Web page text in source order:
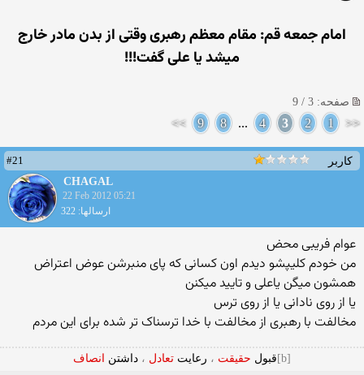
امام جمعه قم: مقام معظم رهبری وقتی از بدن مادر خارج
میشد یا علی گفت!!!
صفحه: 3 / 9
<<
1
2
3
4
...
8
9
>>
کاربر
#21
CHAGAL
22 Feb 2012 05:21
ارسالها: 322
عوام فریبی محض
من خودم کلیپشو دیدم اون کسانی که پای منبرشن عوض اعتراض
همشون میگن یاعلی و تایید میکنن
یا از روی نادانی یا از روی ترس
مخالفت با رهبری از مخالفت با خدا ترسناک تر شده برای این مردم
[b] قبول حقیقت ، رعایت تعادل ، داشتن انصاف